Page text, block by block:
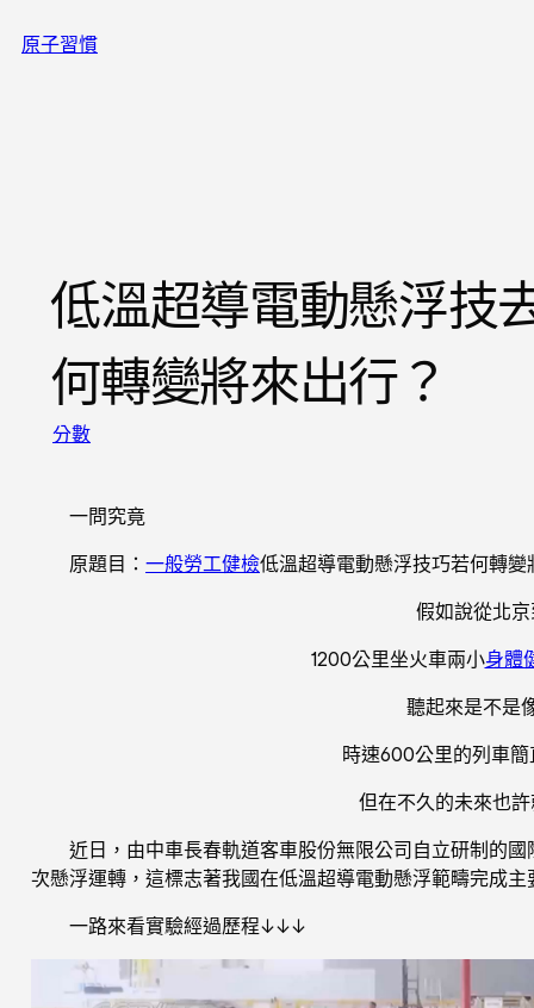
至原子習慣
低溫超導電動懸浮技
何轉變將來出行？
分數
一問究竟
原題目： 一般勞工健檢低溫超導電動懸浮技巧若何轉變
假如說從北
1200公里坐火車兩小身體
聽起來是不是
時速600公里的列車
但在不久的未來也
近日，由中車長春軌道客車股份無限公司自立研制的
次懸浮運轉，這標志著我國在低溫超導電動懸浮範疇完成主
一路來看實驗經過歷程↓↓↓